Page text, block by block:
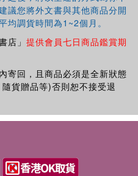
project-oriented
and clean up a site
hazardous waste.
議您將外文書與其他商品分開
均調貨時間為1~2個月。
店」 提供會員七日商品鑑賞期
寄回，且商品必須是全新狀態
貨贈品等)否則恕不接受退